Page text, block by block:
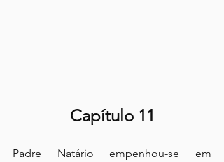
Capítulo 11
Padre Natário empenhou-se em